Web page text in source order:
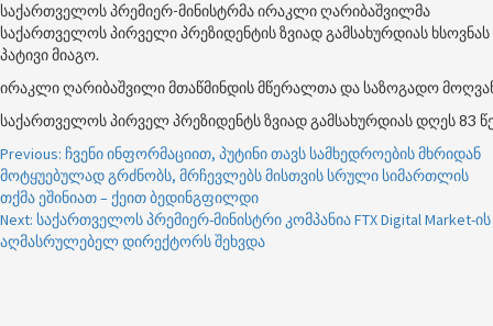
საქართველოს პრემიერ-მინისტრმა ირაკლი ღარიბაშვილმა
საქართველოს პირველი პრეზიდენტის ზვიად გამსახურდიას ხსოვნას
პატივი მიაგო.
ირაკლი ღარიბაშვილი მთაწმინდის მწერალთა და საზოგადო
საქართველოს პირველ პრეზიდენტს ზვიად გამსახურდიას დღეს 83
Post
navigation
Previous: ჩვენი ინფორმაციით, პუტინი თავს სამხედროების მხრიდან
მოტყუებულად გრძნობს, მრჩევლებს მისთვის სრული სიმართლის
თქმა ეშინიათ – ქეით ბედინგფილდი
Next: საქართველოს პრემიერ-მინისტრი კომპანია FTX Digital Market-ის
აღმასრულებელ დირექტორს შეხვდა